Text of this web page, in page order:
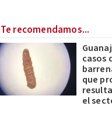
Te recomendamos...
casos
que
el